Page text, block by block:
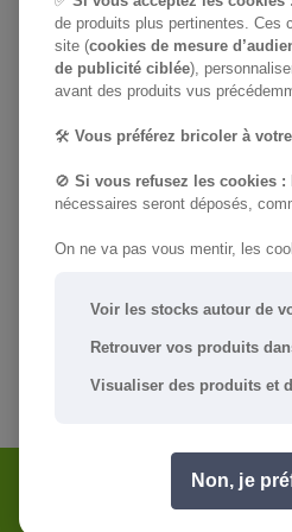
de produits plus pertinentes. Ces
site (cookies de mesure
de publicité ciblée),
avant des produits vus
🛠️ Vous préférez bricoler à
🚫 Si vous refusez les cookies :
nécessaires seront déposés,
On ne va pas vous mentir, les
Voir les stocks autour de
Retrouver vos produits
Visualiser des produits et
Non, je